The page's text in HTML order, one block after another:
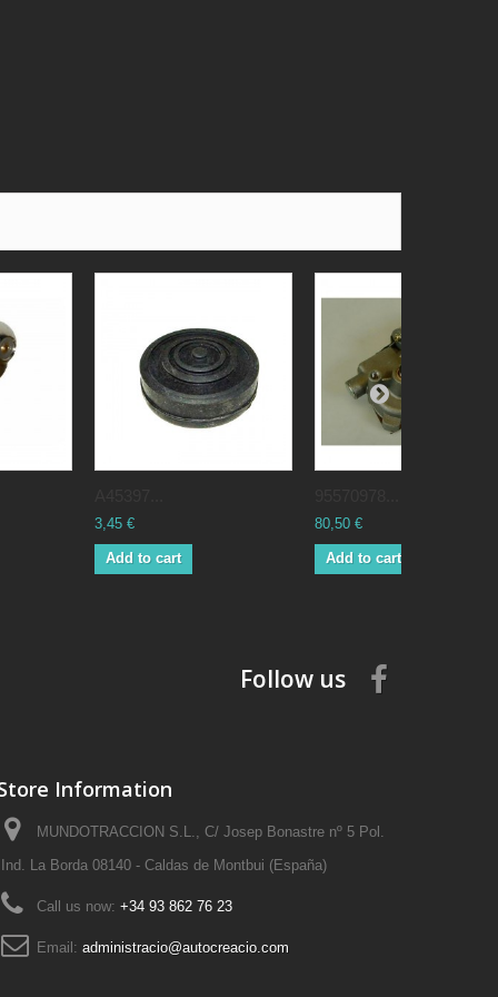
3,45 €
Add to cart
80,50 €
Add to cart
Follow us
Information
MUNDOTRACCION S.L., C/ Josep Bonastre nº 5 Pol.
Ind. La Borda 08140 - Caldas de Montbui (España)
Call us now: +34 93 862 76 23
Email: administracio@autocreacio.com